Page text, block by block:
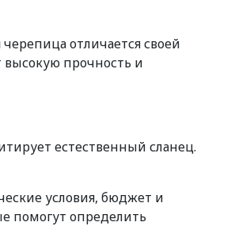
отличается своей
прочность и
естественный сланец.
условия, бюджет и
помогут определить